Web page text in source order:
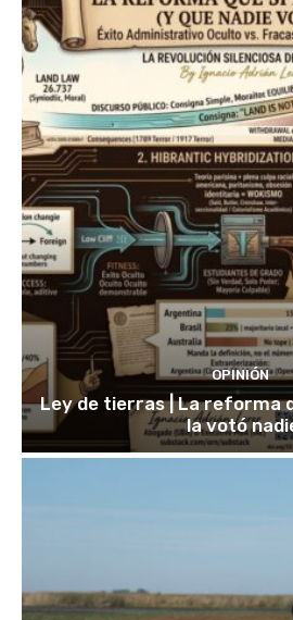
OPINIÓN
Ley de tierras | La reforma
la votó